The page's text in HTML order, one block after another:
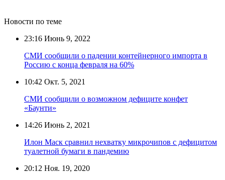
Новости по теме
23:16 Июнь 9, 2022
СМИ сообщили о падении контейнерного импорта в
Россию с конца февраля на 60%
10:42 Окт. 5, 2021
СМИ сообщили о возможном дефиците конфет
«Баунти»
14:26 Июнь 2, 2021
Илон Маск сравнил нехватку микрочипов с дефицитом
туалетной бумаги в пандемию
20:12 Ноя. 19, 2020